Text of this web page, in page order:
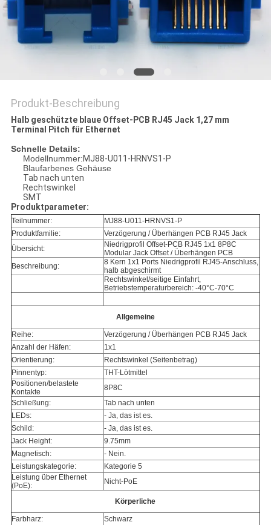
Produkt-Beschreibung
Halb geschützte blaue Offset-PCB RJ45 Jack 1,27 mm
Terminal Pitch für Ethernet
Schnelle Details:
Modellnummer:MJ88-U011-HRNVS1-P
Blaufarbenes Gehäuse
Tab nach unten
Rechtswinkel
SMT
Produktparameter:
Teilnummer:
MJ88-U011-HRNVS1-P
Produktfamilie:
Verzögerung / Überhängen PCB RJ45 Jack
Übersicht:
Niedrigprofil Offset-PCB RJ45 1x1 8P8C
Modular Jack Offset / Überhängen PCB
Beschreibung:
8 Kern 1x1 Ports Niedrigprofil RJ45-Anschluss,
halb abgeschirmt
Rechtswinkel/seitige Einfahrt,
Betriebstemperaturbereich: -40°C-70°C
Allgemeine
Reihe:
Verzögerung / Überhängen PCB RJ45 Jack
Anzahl der Häfen:
1x1
Orientierung:
Rechtswinkel (Seitenbetrag)
Pinnentyp:
THT-Lötmittel
Positionen/belastete
Kontakte
8P8C
Schließung:
Tab nach unten
LEDs:
- Ja, das ist es.
Schild:
- Ja, das ist es.
Jack Height:
9.75mm
Magnetisch:
- Nein.
Leistungskategorie:
Kategorie 5
Leistung über Ethernet
(PoE):
Nicht-PoE
Körperliche
Farbharz:
Schwarz